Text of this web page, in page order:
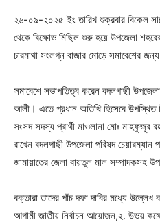
২৬-০৯-২০২৫ ইং তারিখ শুক্রবার বিকেল
থেকে বিক্ষোভ মিছিল শুরু হয়ে উপজেলা
চারমাথা সংলগ্ন বাজার মোড়ে সমাবেশের
সমাবেশে সভাপতিত্ব করেন বদলগাছী
আলী। এতে প্রধান অতিথি হিসেবে
সংসদ সদস্য প্রার্থী মাওলানা মোঃ মাহফুজুর
রাখেন বদলগাছী উপজেলা পরিষদ
জামায়াতের জেলা বায়তুল মাল সম্পাদকসহ
বক্তারা তাদের পাঁচ দফা দাবির মধ্যে
আগামী জাতীয় নির্বাচন আয়োজন,২. উভয়